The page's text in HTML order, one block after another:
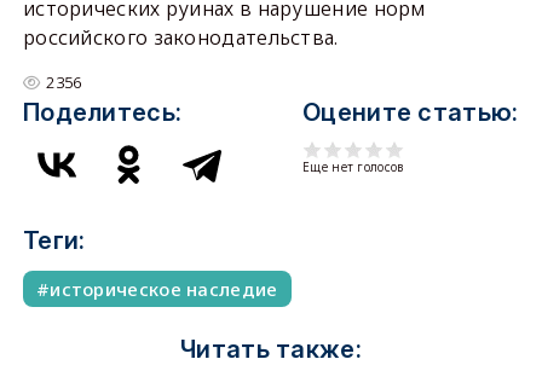
исторических руинах в нарушение норм
российского законодательства.
2356
Поделитесь: Оцените статью:
Еще нет голосов
Теги:
историческое наследие
Читать также: